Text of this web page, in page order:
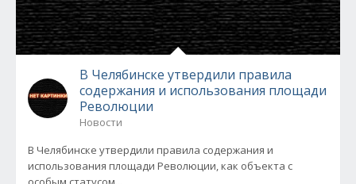
В Челябинске утвердили правила
содержания и использования площади
Революции
Новости
В Челябинске утвердили правила содержания и
использования площади Революции, как объекта с